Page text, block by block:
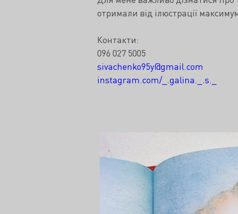
отримали від ілюстрації
Контакти:
096 027 5005
sivachenko95y@gmail.com
instagram.com/_.galina._.s._